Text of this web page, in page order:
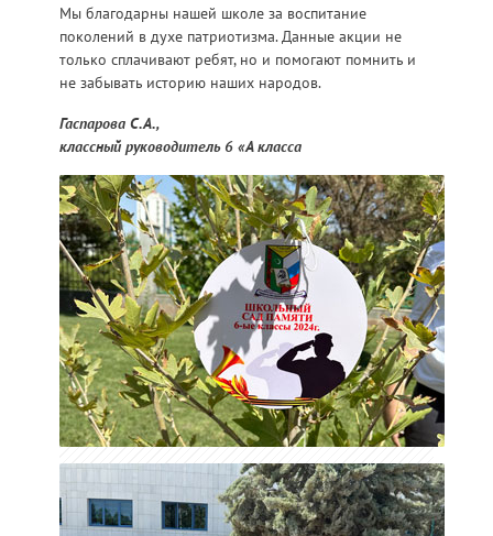
Мы благодарны нашей школе за воспитание
поколений в духе патриотизма. Данные акции не
только сплачивают ребят, но и помогают помнить и
не забывать историю наших народов.
Гаспарова С.А.,
классный руководитель 6 «А класса